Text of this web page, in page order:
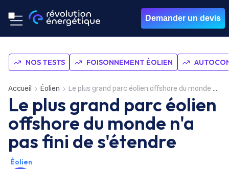
Demander un devis
NOS TESTS FOISONNEMENT ÉOLIEN
Accueil Éolien Le plus grand parc éolien offshore du monde n'a pas fini de s'étendre
Le plus grand parc éolien
offshore du monde n'a
pas fini de s'étendre
Éolien